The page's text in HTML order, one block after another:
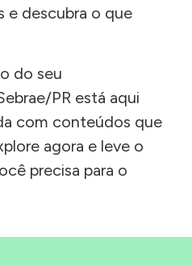
e descubra o que
do seu
PR está aqui
com conteúdos que
agora e leve o
precisa para o